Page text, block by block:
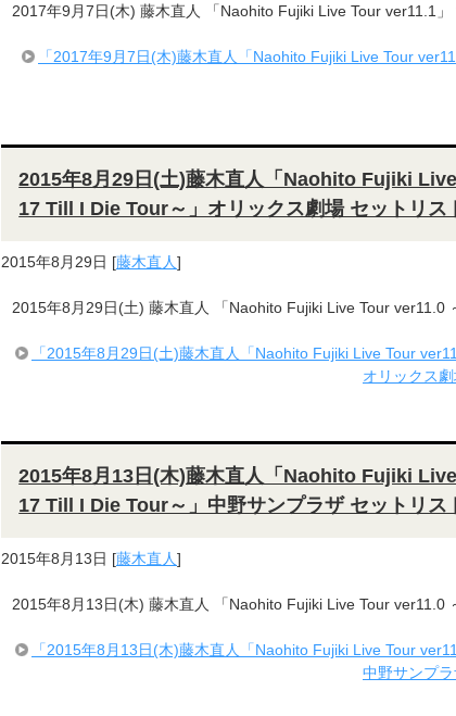
2017年9月7日(木) 藤木直人 「Naohito Fujiki Live Tour ver11.1」
「2017年9月7日(木)藤木直人「Naohito Fujiki Live Tour
2015年8月29日(土)藤木直人「Naohito Fujiki
17 Till I Die Tour～」オリックス劇場 セットリス
2015年8月29日 [藤木直人]
2015年8月29日(土) 藤木直人 「Naohito Fujiki Live Tour ver11.0
「2015年8月29日(土)藤木直人「Naohito Fujiki Live Tour
オリックス
2015年8月13日(木)藤木直人「Naohito Fujiki
17 Till I Die Tour～」中野サンプラザ セットリス
2015年8月13日 [藤木直人]
2015年8月13日(木) 藤木直人 「Naohito Fujiki Live Tour ver11.0
「2015年8月13日(木)藤木直人「Naohito Fujiki Live Tour
中野サンプ